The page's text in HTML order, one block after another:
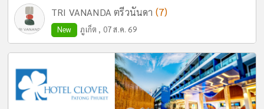
TRI VANANDA ตรีวนันดา (7)
New ภูเก็ต , 07 ส.ค. 69